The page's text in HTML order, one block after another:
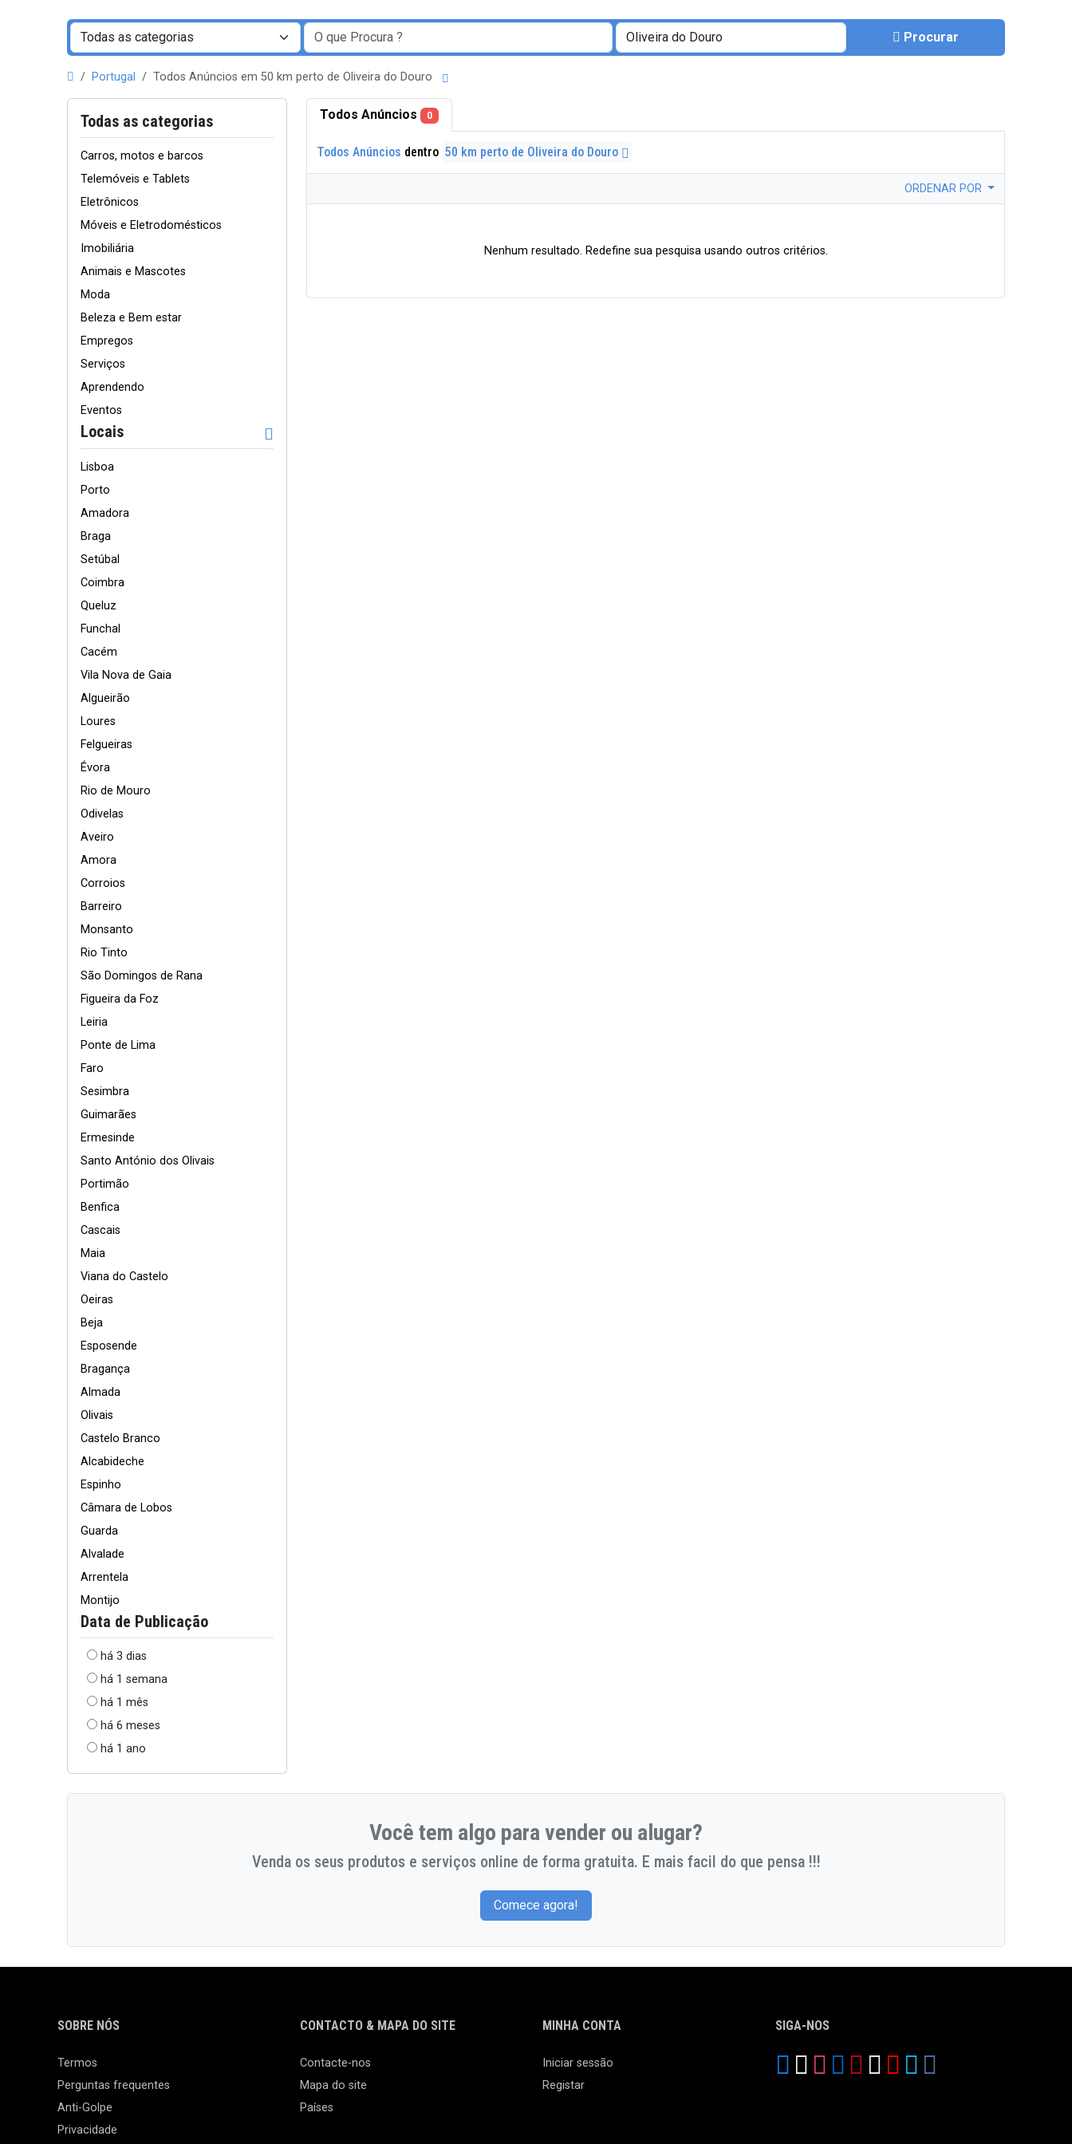
Procurar
Portugal Todos Anúncios em 50 km perto de Oliveira do Douro
Todas as categorias
Carros, motos e barcos
Telemóveis e Tablets
Eletrônicos
Móveis e Eletrodomésticos
Imobiliária
Animais e Mascotes
Moda
Beleza e Bem estar
Empregos
Serviços
Aprendendo
Eventos
Locais
Lisboa
Porto
Amadora
Braga
Setúbal
Coimbra
Queluz
Funchal
Cacém
Vila Nova de Gaia
Algueirão
Loures
Felgueiras
Évora
Rio de Mouro
Odivelas
Aveiro
Amora
Corroios
Barreiro
Monsanto
Rio Tinto
São Domingos de Rana
Figueira da Foz
Leiria
Ponte de Lima
Faro
Sesimbra
Guimarães
Ermesinde
Santo António dos Olivais
Portimão
Benfica
Cascais
Maia
Viana do Castelo
Oeiras
Beja
Esposende
Bragança
Almada
Olivais
Castelo Branco
Alcabideche
Espinho
Câmara de Lobos
Guarda
Alvalade
Arrentela
Montijo
Data de Publicação
há 3 dias
há 1 semana
há 1 mês
há 6 meses
há 1 ano
Todos Anúncios 0
Todos Anúncios dentro 50 km perto de Oliveira do Douro
ORDENAR POR
Nenhum resultado. Redefine sua pesquisa usando outros critérios.
Você tem algo para vender ou alugar?
Venda os seus produtos e serviços online de forma gratuita. E mais facil do que pensa !!!
Comece agora!
SOBRE NÓS
Termos
Perguntas frequentes
Anti-Golpe
Privacidade
CONTACTO & MAPA DO SITE
Contacte-nos
Mapa do site
Países
MINHA CONTA
Iniciar sessão
Registar
SIGA-NOS